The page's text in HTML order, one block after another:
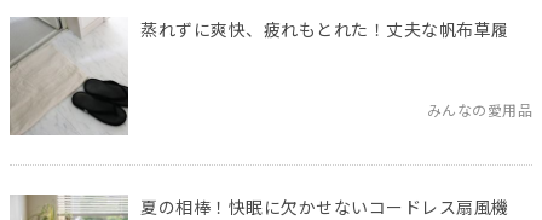
蒸れずに爽快、疲れもとれた！丈夫な帆布草履
みんなの愛用品
夏の相棒！快眠に欠かせないコードレス扇風機